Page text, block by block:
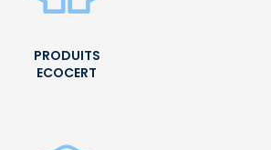
PRODUITS
ECOCERT